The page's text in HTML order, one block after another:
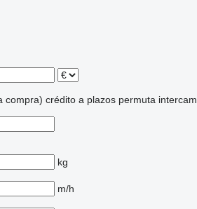
compra) crédito a plazos permuta
kg
m/h